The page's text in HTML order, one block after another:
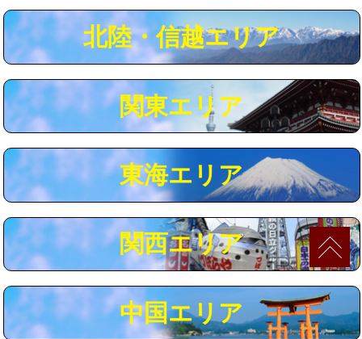
給水管工事※（ライニング鋼管・銅
管・ポリ管・HT管使用/3ｍ超え)
+8,800円
マス交換（土の掘削・埋め戻し作業） 11,000円~
マス交換（深さ50㎝未満） 55,000円
マス交換（深さ50㎝以上） 66,000円
コンクリート斫り（厚さ10㎝まで） 27,500円
コンクリート斫り（厚さ10㎝超え） 38,500円
モルタル補修（厚さ10㎝まで） 27,500円
追加人工 16,500円
北陸・信越エリア
関東エリア
東海エリア
関西エリア
中国エリア